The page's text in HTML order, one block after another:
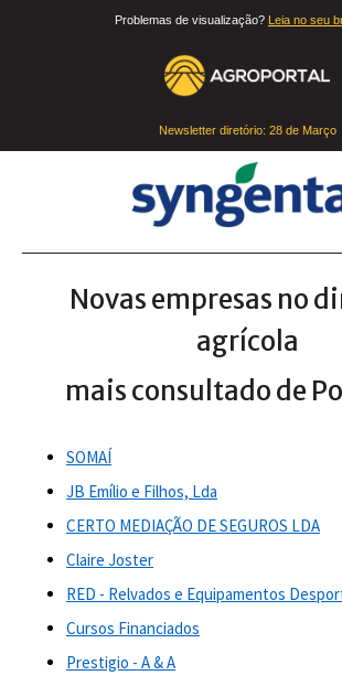
Problemas de visualização? Leia no seu
Newsletter diretório: 28 de Março
Novas empresas no
agrícola
mais consultado de
SOMAÍ
JB Emílio e Filhos, Lda
CERTO MEDIAÇÃO DE SEGUROS LDA
Claire Joster
RED - Relvados e Equipamentos
Cursos Financiados
Prestigio - A & A